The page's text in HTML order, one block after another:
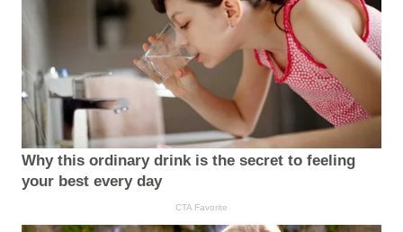
Why this ordinary drink is the secret to feeling
your best every day
CTA Favorite